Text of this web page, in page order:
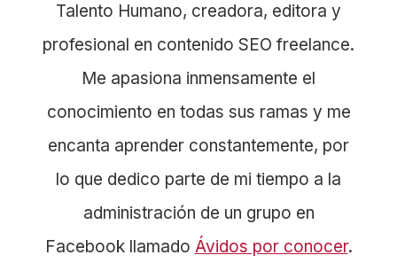
Talento Humano, creadora, editora y
profesional en contenido SEO freelance.
Me apasiona inmensamente el
conocimiento en todas sus ramas y me
encanta aprender constantemente, por
lo que dedico parte de mi tiempo a la
administración de un grupo en
Facebook llamado Ávidos por conocer.